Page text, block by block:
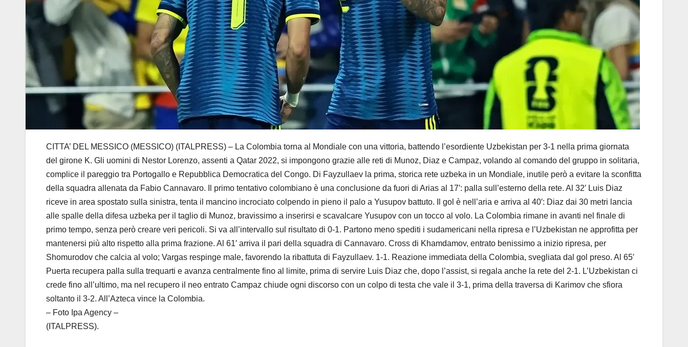
CITTA’ DEL MESSICO (MESSICO) (ITALPRESS) – La Colombia torna al Mondiale con una vittoria, battendo l’esordiente Uzbekistan per 3-1 nella prima giornata
del girone K. Gli uomini di Nestor Lorenzo, assenti a Qatar 2022, si impongono grazie alle reti di Munoz, Diaz e Campaz, volando al comando del gruppo in solitaria,
complice il pareggio tra Portogallo e Repubblica Democratica del Congo. Di Fayzullaev la prima, storica rete uzbeka in un Mondiale, inutile però a evitare la sconfitta
della squadra allenata da Fabio Cannavaro. Il primo tentativo colombiano è una conclusione da fuori di Arias al 17′: palla sull’esterno della rete. Al 32′ Luis Diaz
riceve in area spostato sulla sinistra, tenta il mancino incrociato colpendo in pieno il palo a Yusupov battuto. Il gol è nell’aria e arriva al 40′: Diaz dai 30 metri lancia
alle spalle della difesa uzbeka per il taglio di Munoz, bravissimo a inserirsi e scavalcare Yusupov con un tocco al volo. La Colombia rimane in avanti nel finale di
primo tempo, senza però creare veri pericoli. Si va all’intervallo sul risultato di 0-1. Partono meno spediti i sudamericani nella ripresa e l’Uzbekistan ne approfitta per
mantenersi più alto rispetto alla prima frazione. Al 61′ arriva il pari della squadra di Cannavaro. Cross di Khamdamov, entrato benissimo a inizio ripresa, per
Shomurodov che calcia al volo; Vargas respinge male, favorendo la ribattuta di Fayzullaev. 1-1. Reazione immediata della Colombia, svegliata dal gol preso. Al 65′
Puerta recupera palla sulla trequarti e avanza centralmente fino al limite, prima di servire Luis Diaz che, dopo l’assist, si regala anche la rete del 2-1. L’Uzbekistan ci
crede fino all’ultimo, ma nel recupero il neo entrato Campaz chiude ogni discorso con un colpo di testa che vale il 3-1, prima della traversa di Karimov che sfiora
soltanto il 3-2. All’Azteca vince la Colombia.
– Foto Ipa Agency –
(ITALPRESS).